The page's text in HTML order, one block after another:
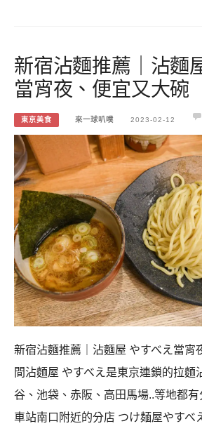
新宿沾麵推薦｜沾麵
當宵夜、便宜又大碗
東京美食 來一球叭噗 2023-02-12
新宿沾麵推薦｜沾麵屋 やすべえ當
間沾麵屋 やすべえ是東京連鎖的拉麵
谷、池袋、赤阪、高田馬場..等地都
車站南口附近的分店 つけ麺屋やすべ